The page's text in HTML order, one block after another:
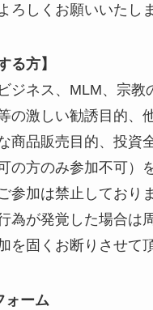
ろしくお願いいたしま
る方】
ジネス、MLM、宗教
の激しい勧誘目的、
商品販売目的、投資
の方のみ参加不可）
参加は禁止しており
為が発覚した場合は
を固くお断りさせて
ォーム